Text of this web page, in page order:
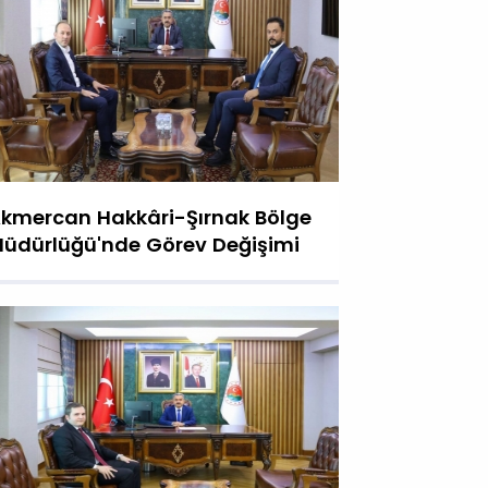
Hakkâri-Şırnak Bölge
Görev Değişimi